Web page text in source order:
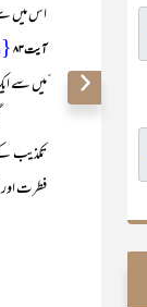
اس میں سے
آیت ۸۳
ّمیں سے
گویا
تکذیب کے
فطرت اور